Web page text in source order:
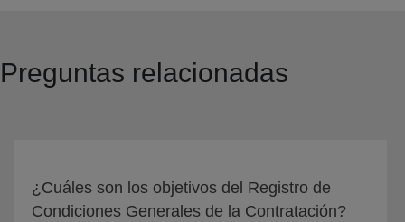
Preguntas relacionadas
¿Cuáles son los objetivos del Registro de
Condiciones Generales de la Contratación?